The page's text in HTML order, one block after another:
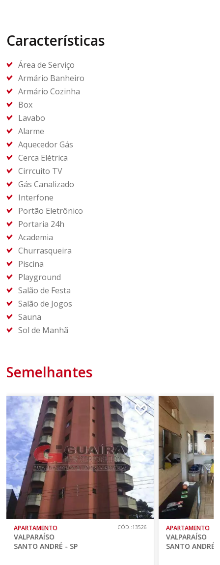
Características
Área de Serviço
Armário Banheiro
Armário Cozinha
Box
Lavabo
Alarme
Aquecedor Gás
Cerca Elétrica
Cirrcuito TV
Gás Canalizado
Interfone
Portão Eletrônico
Portaria 24h
Academia
Churrasqueira
Piscina
Playground
Salão de Festa
Salão de Jogos
Sauna
Sol de Manhã
Semelhantes
APARTAMENTO
VALPARAÍSO
SANTO ANDRÉ - SP
CÓD.:13526 APARTAMENTO
VALPARAÍSO
SANTO ANDRÉ